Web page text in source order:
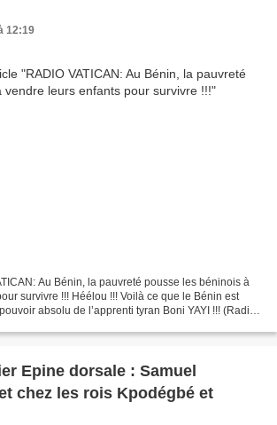
12:19
Au Bénin, la pauvreté pousse les béninois à
survivre !!! Héélou !!! Voilà ce que le Bénin est
absolu de l’apprenti tyran Boni YAYI !!! (Radio
Epine dorsale : Samuel
chez les rois Kpodégbé et